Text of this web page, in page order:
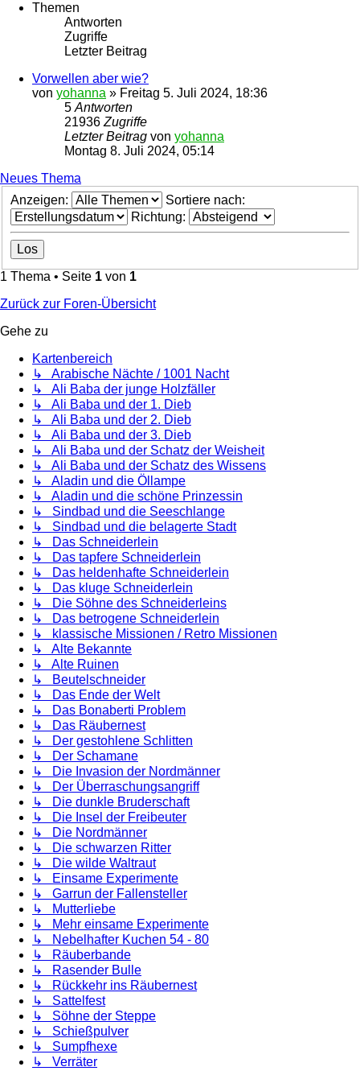
Themen
Antworten
Zugriffe
Letzter Beitrag
Vorwellen aber wie?
von yohanna » Freitag 5. Juli 2024, 18:36
5Antworten
21936Zugriffe
Letzter Beitrag von yohanna
Montag 8. Juli 2024, 05:14
Neues Thema
Anzeigen:
Sortiere nach:
Richtung:
1 Thema • Seite 1 von 1
Zurück zur Foren-Übersicht
Gehe zu
Kartenbereich
↳ Arabische Nächte / 1001 Nacht
↳ Ali Baba der junge Holzfäller
↳ Ali Baba und der 1. Dieb
↳ Ali Baba und der 2. Dieb
↳ Ali Baba und der 3. Dieb
↳ Ali Baba und der Schatz der Weisheit
↳ Ali Baba und der Schatz des Wissens
↳ Aladin und die Öllampe
↳ Aladin und die schöne Prinzessin
↳ Sindbad und die Seeschlange
↳ Sindbad und die belagerte Stadt
↳ Das Schneiderlein
↳ Das tapfere Schneiderlein
↳ Das heldenhafte Schneiderlein
↳ Das kluge Schneiderlein
↳ Die Söhne des Schneiderleins
↳ Das betrogene Schneiderlein
↳ klassische Missionen / Retro Missionen
↳ Alte Bekannte
↳ Alte Ruinen
↳ Beutelschneider
↳ Das Ende der Welt
↳ Das Bonaberti Problem
↳ Das Räubernest
↳ Der gestohlene Schlitten
↳ Der Schamane
↳ Die Invasion der Nordmänner
↳ Der Überraschungsangriff
↳ Die dunkle Bruderschaft
↳ Die Insel der Freibeuter
↳ Die Nordmänner
↳ Die schwarzen Ritter
↳ Die wilde Waltraut
↳ Einsame Experimente
↳ Garrun der Fallensteller
↳ Mutterliebe
↳ Mehr einsame Experimente
↳ Nebelhafter Kuchen 54 - 80
↳ Räuberbande
↳ Rasender Bulle
↳ Rückkehr ins Räubernest
↳ Sattelfest
↳ Söhne der Steppe
↳ Schießpulver
↳ Sumpfhexe
↳ Verräter